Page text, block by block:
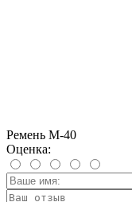
Ремень М-40
Оценка: